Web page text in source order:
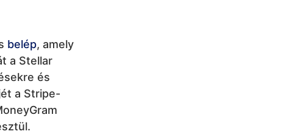
belép, amely
a Stellar
és
a Stripe-